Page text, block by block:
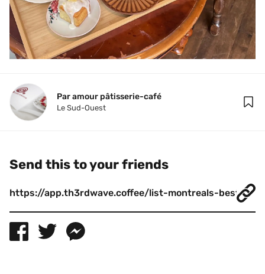
Par amour pâtisserie-café
Le Sud-Ouest
Send this to your friends